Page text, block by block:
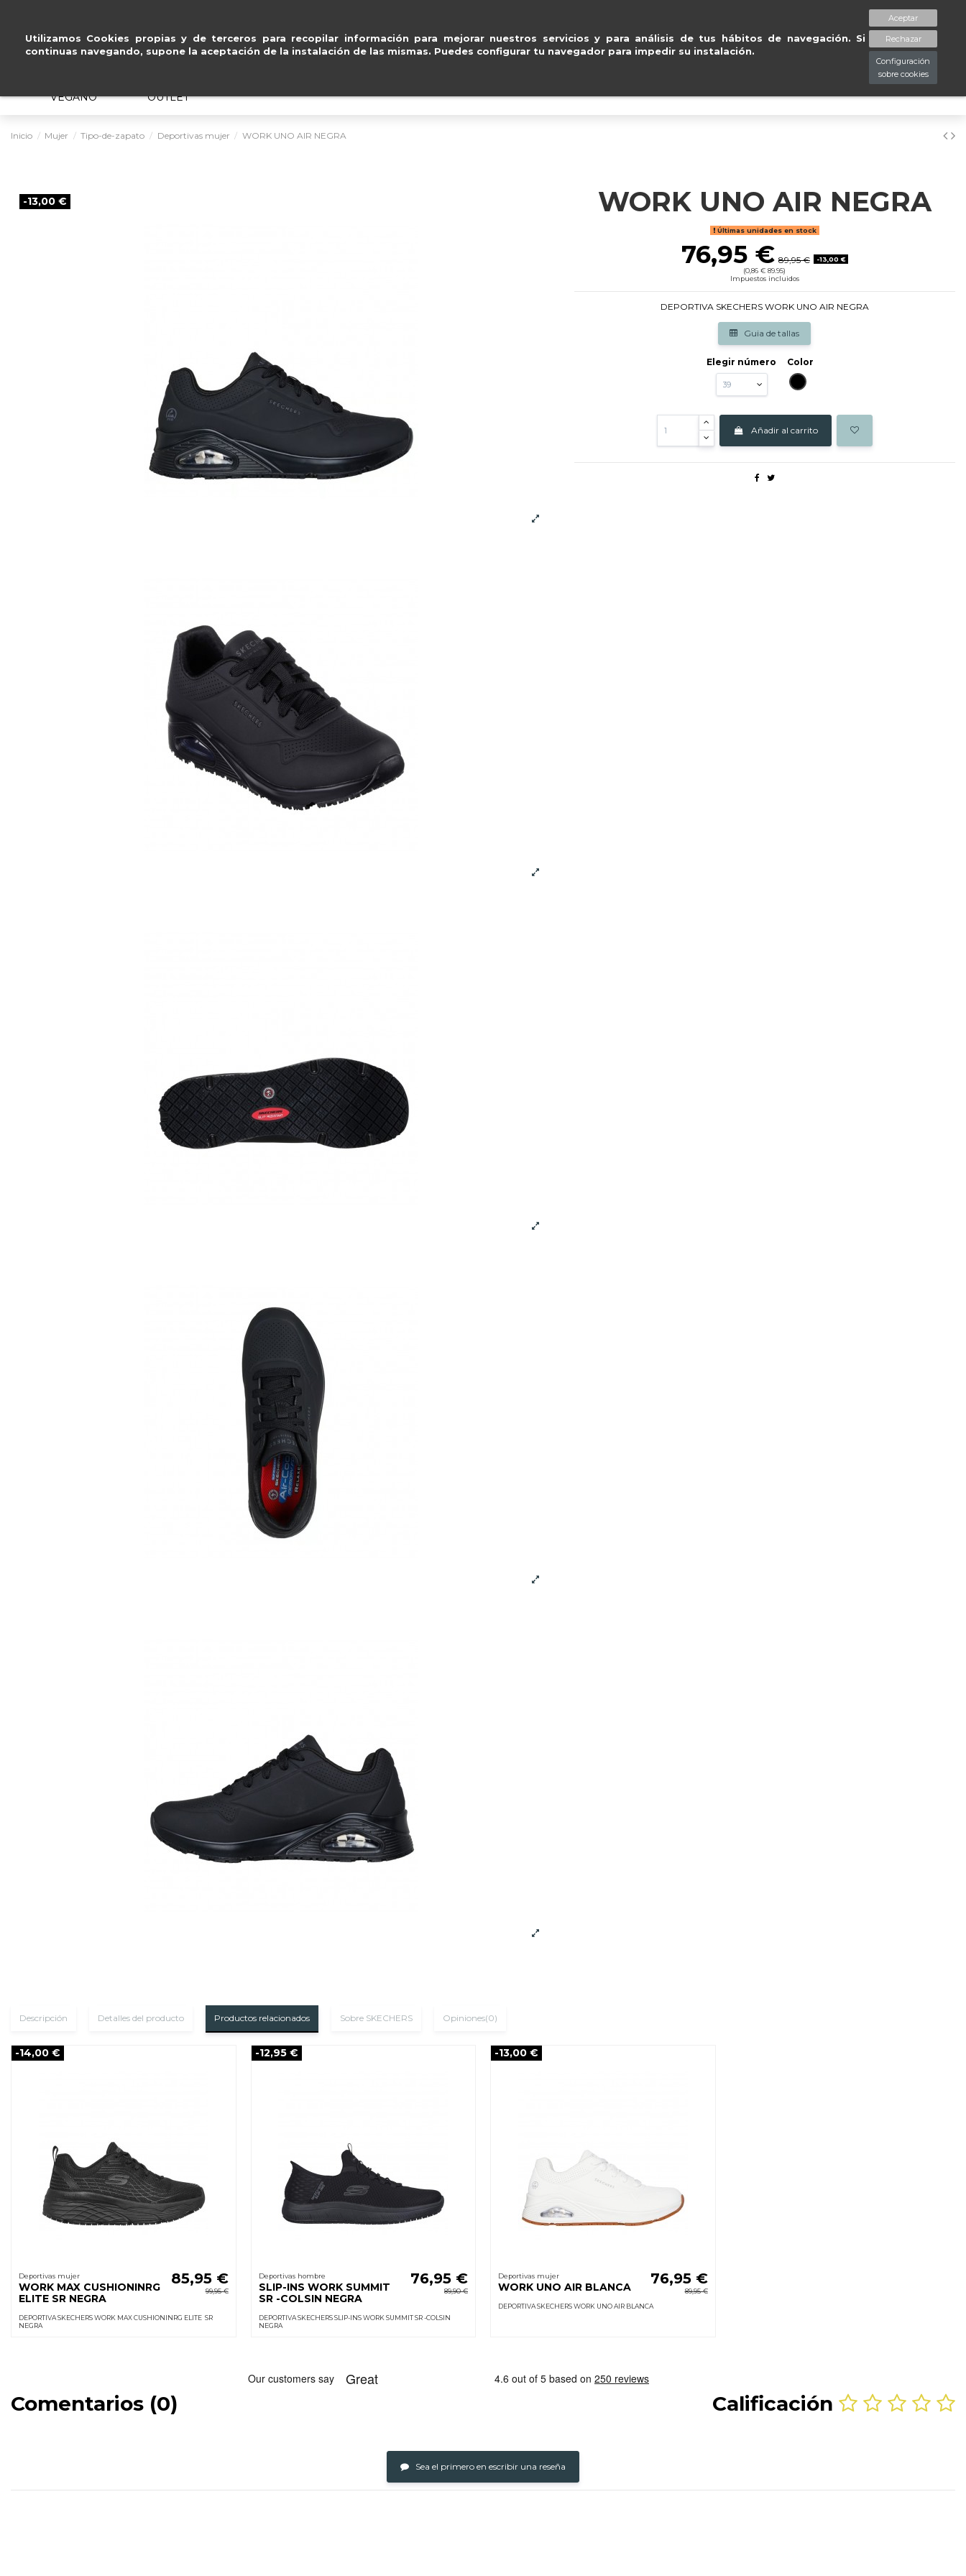
Utilizamos Cookies propias y de terceros para recopilar información para mejorar nuestros servicios y para análisis de tus hábitos de navegación. Si
continuas navegando, supone la aceptación de la instalación de las mismas. Puedes configurar tu navegador para impedir su instalación.
Aceptar
Rechazar
Configuración
sobre cookies
Entregas gratuitas en península en 24/48
Lista de deseos (
VEGANO OUTLET
Inicio Mujer Tipo-de-zapato Deportivas mujer WORK UNO AIR NEGRA
-13,00 € WORK UNO AIR NEGRA
Últimas unidades en stock
76,95 € 89,95 €
-13,00 €
(0,86 € 89.95)
Impuestos incluidos
DEPORTIVA SKECHERS WORK UNO AIR NEGRA
Guia de tallas
Elegir número
Color
NEGRO
Añadir al carrito
Descripción Detalles del producto Productos relacionados Sobre SKECHERS Opiniones(0)
-14,00 €
Deportivas mujer
WORK MAX CUSHIONINRG
ELITE SR NEGRA
85,95 €
99,95 €
DEPORTIVA SKECHERS WORK MAX CUSHIONINRG ELITE SR
NEGRA
-12,95 €
Deportivas hombre
SLIP-INS WORK SUMMIT
SR -COLSIN NEGRA
76,95 €
89,90 €
DEPORTIVA SKECHERS SLIP-INS WORK SUMMIT SR -COLSIN
NEGRA
-13,00 €
Deportivas mujer
WORK UNO AIR BLANCA
76,95 €
89,95 €
DEPORTIVA SKECHERS WORK UNO AIR BLANCA
Calificación
Comentarios (0)
Sea el primero en escribir una reseña